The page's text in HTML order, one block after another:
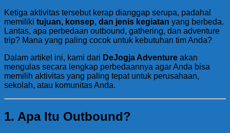
Ketiga aktivitas tersebut kerap dianggap serupa, padahal
memiliki tujuan, konsep, dan jenis kegiatan yang berbeda.
Lantas, apa perbedaan outbound, gathering, dan adventure
trip? Mana yang paling cocok untuk kebutuhan tim Anda?
Dalam artikel ini, kami dari DeJogja Adventure akan
mengulas secara lengkap perbedaannya agar Anda bisa
memilih aktivitas yang paling tepat untuk perusahaan,
sekolah, atau komunitas Anda.
1. Apa Itu Outbound?